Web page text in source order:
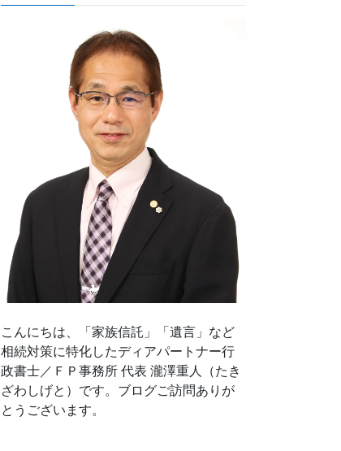
こんにちは、「家族信託」「遺言」など
相続対策に特化したディアパートナー行
政書士／ＦＰ事務所 代表 瀧澤重人（たき
ざわしげと）です。ブログご訪問ありが
とうございます。